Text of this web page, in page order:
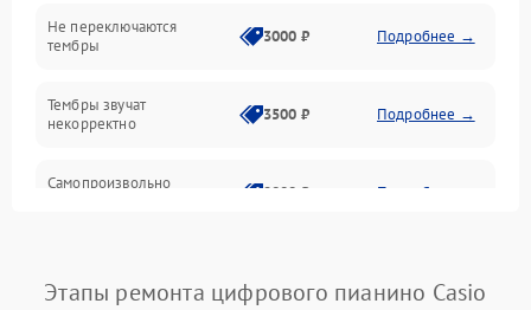
Аудио
Оптика
Не переключаются
тембры
3000 ₽ Подробнее →
Тембры звучат
некорректно
3500 ₽ Подробнее →
Самопроизвольно
2800 ₽ Подробнее →
Этапы ремонта цифрового пианино Casio